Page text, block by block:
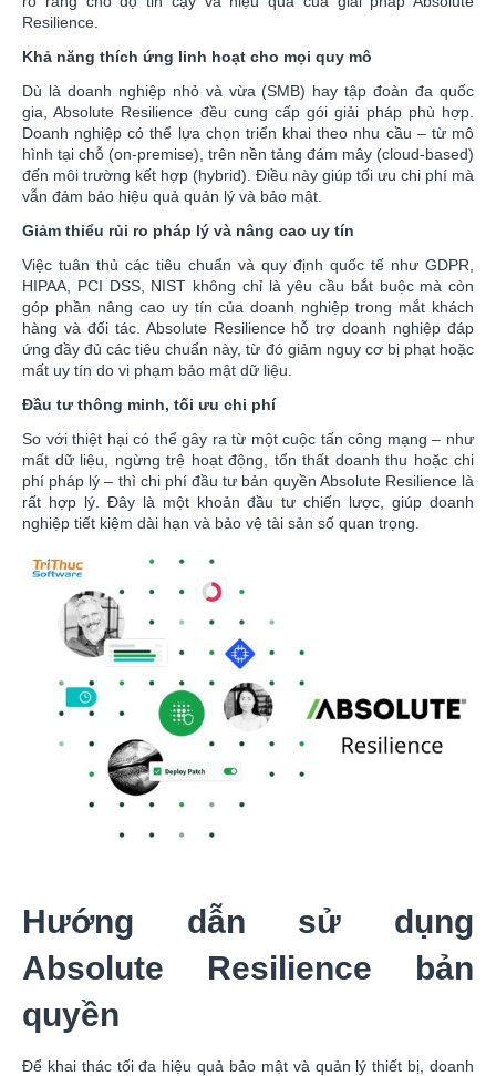
Resilience.
Khả năng thích ứng linh hoạt cho mọi quy mô
Dù là doanh nghiệp nhỏ và vừa (SMB) hay tập đoàn đa quốc
gia, Absolute Resilience đều cung cấp gói giải pháp phù hợp.
Doanh nghiệp có thể lựa chọn triển khai theo nhu cầu – từ mô
hình tại chỗ (on-premise), trên nền tảng đám mây (cloud-based)
đến môi trường kết hợp (hybrid). Điều này giúp tối ưu chi phí mà
vẫn đảm bảo hiệu quả quản lý và bảo mật.
Giảm thiểu rủi ro pháp lý và nâng cao uy tín
Việc tuân thủ các tiêu chuẩn và quy định quốc tế như GDPR,
HIPAA, PCI DSS, NIST không chỉ là yêu cầu bắt buộc mà còn
góp phần nâng cao uy tín của doanh nghiệp trong mắt khách
hàng và đối tác. Absolute Resilience hỗ trợ doanh nghiệp đáp
ứng đầy đủ các tiêu chuẩn này, từ đó giảm nguy cơ bị phạt hoặc
mất uy tín do vi phạm bảo mật dữ liệu.
Đầu tư thông minh, tối ưu chi phí
So với thiệt hại có thể gây ra từ một cuộc tấn công mạng – như
mất dữ liệu, ngừng trệ hoạt động, tổn thất doanh thu hoặc chi
phí pháp lý – thì chi phí đầu tư bản quyền Absolute Resilience là
rất hợp lý. Đây là một khoản đầu tư chiến lược, giúp doanh
nghiệp tiết kiệm dài hạn và bảo vệ tài sản số quan trọng.
Hướng dẫn sử dụng
Absolute Resilience bản
quyền
Để khai thác tối đa hiệu quả bảo mật và quản lý thiết bị, doanh